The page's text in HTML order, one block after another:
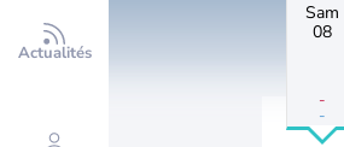
Actualités
Sam
08
-
-